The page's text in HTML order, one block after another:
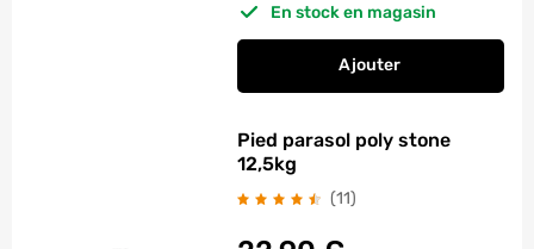
En stock en magasin
Ajouter
Pied parasol poly stone
12,5kg
(11)